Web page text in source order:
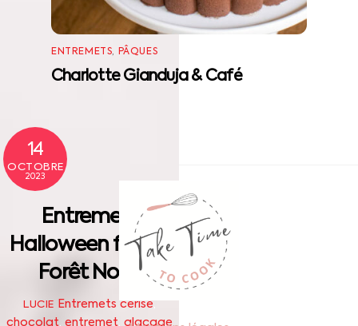
14
OCTOBRE
2023
Entremets
Halloween façon
Forêt Noire
LUCIE Entremets cerise,
chocolat, entremet, glaçage
ENTREMETS, PÂQUES
Charlotte Gianduja & Café
To
Top